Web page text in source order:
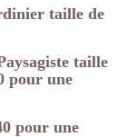
taille de
taille
pour une
pour une